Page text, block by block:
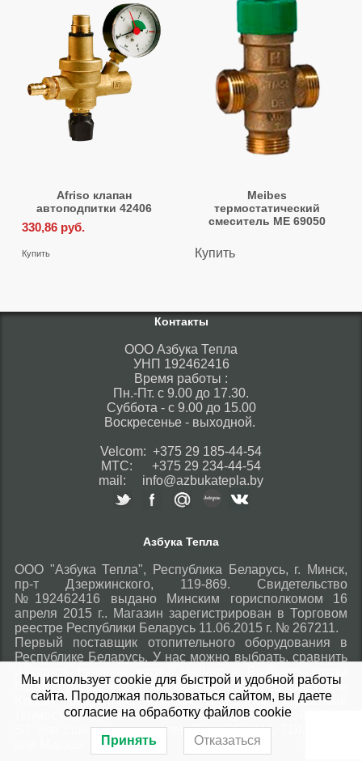
Afriso клапан
автоподпитки 42406
330,86 руб.
Купить
Meibes
термостатический
смеситель ME 69050
Купить
Контакты
ООО Азбука Тепла
УНП 192462416
Время работы :
Пн.-Пт. с 9.00 до 17.30.
Суббота - с 9.00 до 15.00
Воскресенье - выходной.
Velcom: +375 29 185-44-54
МТС: +375 29 234-44-54
mail: info@azbukatepla.by
Азбука Тепла
ООО "Азбука Тепла", Республика Беларусь, г. Минск,
пр-т Дзержинского, 119-869. Свидетельство
№192462416 выдано Минским горисполкомом 16
апреля 2015 г.. Магазин зарегистрирован в Торговом
реестре Республики Беларусь 11.06.2015 г. № 267211.
Первый поставщик отопительного оборудования в
Республике Беларусь. У нас можно выбрать, сравнить
и купить газовые котлы Vaillant и Protherm, котлы
BOSCH и Viessmann, котлы Ariston, бойлер TESY или
Kospel, радиаторы Fondital и KERMI, комнатный
термостат, трубы отопления из нержавеющей стали
ST или сшитый полиэтилен PEX REHAU, TDM Brass
Мы использует cookie для быстрой и удобной работы
сайта. Продолжая пользоваться сайтом, вы даете
согласие на обработку файлов cookie
Принять Отказаться